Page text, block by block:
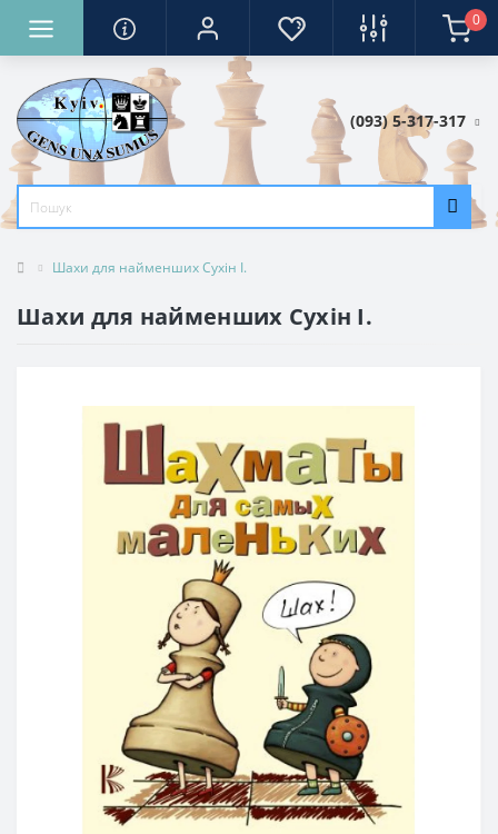
0
(093) 5-317-317
Шахи для найменших Сухін І.
Шахи для найменших Сухін І.